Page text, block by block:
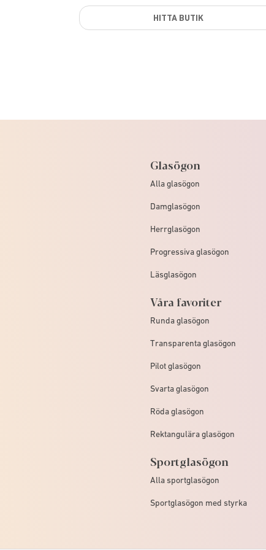
HITTA BUTIK
Glasögon
Alla glasögon
Damglasögon
Herrglasögon
Progressiva glasögon
Läsglasögon
Våra favoriter
Runda glasögon
Transparenta glasögon
Pilot glasögon
Svarta glasögon
Röda glasögon
Rektangulära glasögon
Sportglasögon
Alla sportglasögon
Sportglasögon med styrka